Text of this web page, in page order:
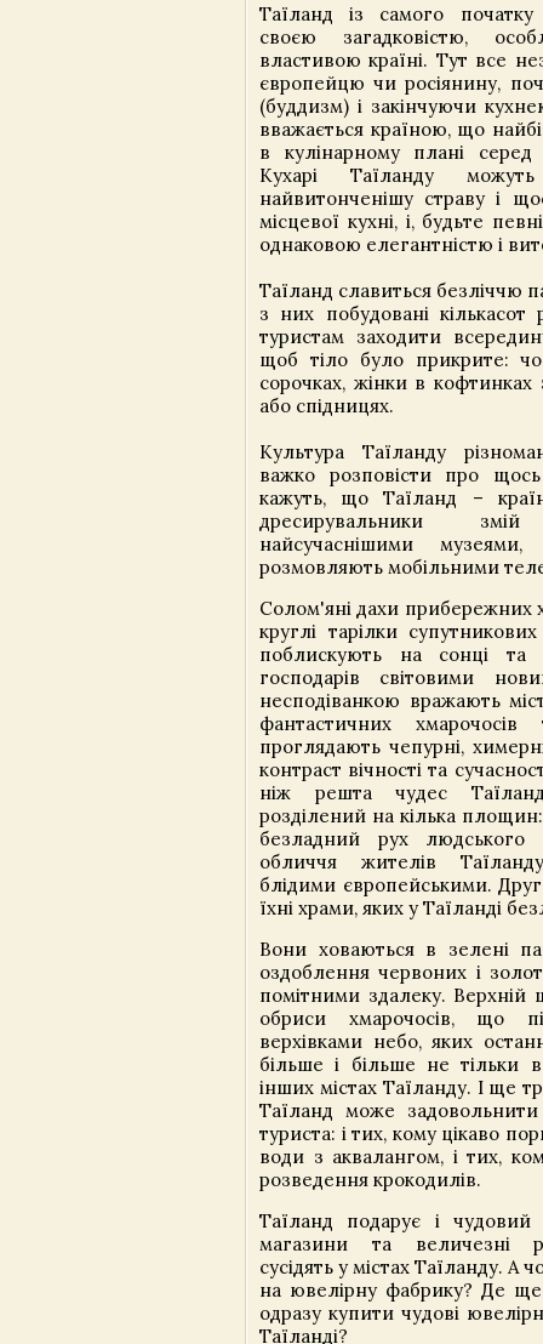
Таїланд із самого початку
своєю загадковістю,
властивою країні. Тут все
європейцю чи росіянину,
(буддизм) і закінчуючи
вважається країною, що
в кулінарному плані серед
Кухарі Таїланду
найвитонченішу страву і
місцевої кухні, і, будьте
однаковою елегантністю і
Таїланд славиться безліччю
з них побудовані
туристам заходити
щоб тіло було прикрите:
сорочках, жінки в кофтинках
або спідницях.
Культура Таїланду
важко розповісти про
кажуть, що Таїланд –
дресирувальники
найсучаснішими музеями,
розмовляють мобільними
Солом'яні дахи прибережних
круглі тарілки
поблискують на сонці та
господарів світовими
несподіванкою вражають
фантастичних
проглядають чепурні,
контраст вічності та
ніж решта чудес
розділений на кілька
безладний рух людського
обличчя жителів
блідими європейськими.
їхні храми, яких у Таїланді
Вони ховаються в зелені
оздоблення червоних і
помітними здалеку. Верхній
обриси хмарочосів, що
верхівками небо, яких
більше і більше не тільки
інших містах Таїланду. І ще
Таїланд може задовольнити
туриста: і тих, кому цікаво
води з аквалангом, і тих,
розведення крокодилів.
Таїланд подарує і
магазини та величезні
сусідять у містах Таїланду. А
на ювелірну фабрику? Де
одразу купити чудові
Таїланді?